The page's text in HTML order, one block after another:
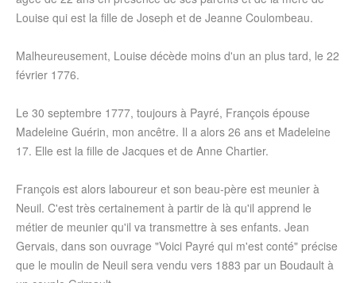
Louise qui est la fille de Joseph et de Jeanne Coulombeau.
Malheureusement, Louise décède moins d'un an plus tard, le 22
février 1776.
Le 30 septembre 1777, toujours à Payré, François épouse
Madeleine Guérin, mon ancêtre. Il a alors 26 ans et Madeleine
17. Elle est la fille de Jacques et de Anne Chartier.
François est alors laboureur et son beau-père est meunier à
Neuil. C'est très certainement à partir de là qu'il apprend le
métier de meunier qu'il va transmettre à ses enfants. Jean
Gervais, dans son ouvrage "Voici Payré qui m'est conté" précise
que le moulin de Neuil sera vendu vers 1883 par un Boudault à